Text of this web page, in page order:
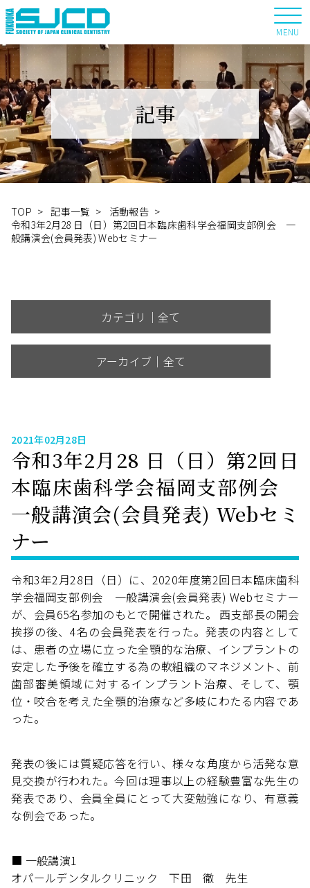
MENU
記事
TOP > 記事一覧 > 活動報告 >
令和3年2月28 日（日）第2回日本臨床歯科学会福岡支部例会 一
般講演会(会員発表) Webセミナー
カテゴリ｜全て
アーカイブ｜全て
2021年02月28日
令和3年2月28 日（日）第2回日
本臨床歯科学会福岡支部例会
一般講演会(会員発表) Webセミ
ナー
令和3年2月28日（日）に、2020年度第2回日本臨床歯科
学会福岡支部例会 一般講演会(会員発表) Webセミナー
が、会員65名参加のもとで開催された。 西支部長の開会
挨拶の後、4名の会員発表を行った。発表の内容として
は、患者の立場に立った全顎的な治療、インプラントの
安定した予後を確立する為の軟組織のマネジメント、前
歯部審美領域に対するインプラント治療、そして、顎
位・咬合を考えた全顎的治療など多岐にわたる内容であ
った。
発表の後には質疑応答を行い、様々な角度から活発な意
見交換が行われた。今回は理事以上の経験豊富な先生の
発表であり、会員全員にとって大変勉強になり、有意義
な例会であった。
■ 一般講演1
オパールデンタルクリニック 下田 徹 先生